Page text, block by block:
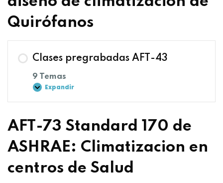
Quirófanos
Clases pregrabadas AFT-43
9 Temas
Expandir
AFT-73 Standard 170 de
ASHRAE: Climatizacion en
centros de Salud